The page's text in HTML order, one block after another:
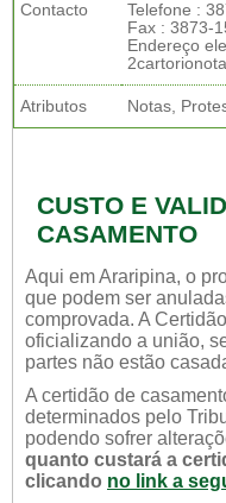
Contacto
Telefone :
Fax : 3873-
Endereço
Atributos Notas,
CUSTO E
CASAMENTO
Aqui em Araripina, o
que podem ser
comprovada. A
oficializando a união,
partes não estão
A certidão de
determinados pelo
podendo sofrer
quanto custará a
clicando no link a